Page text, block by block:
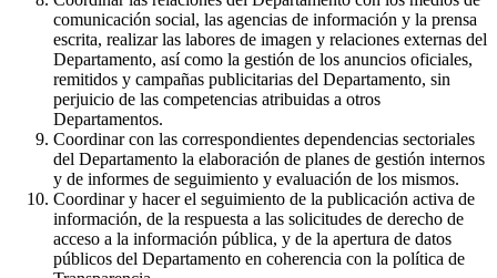
comunicación social, las agencias de información y la prensa
escrita, realizar las labores de imagen y relaciones externas del
Departamento, así como la gestión de los anuncios oficiales,
remitidos y campañas publicitarias del Departamento, sin
perjuicio de las competencias atribuidas a otros
Departamentos.
Coordinar con las correspondientes dependencias sectoriales
del Departamento la elaboración de planes de gestión internos
y de informes de seguimiento y evaluación de los mismos.
Coordinar y hacer el seguimiento de la publicación activa de
información, de la respuesta a las solicitudes de derecho de
acceso a la información pública, y de la apertura de datos
públicos del Departamento en coherencia con la política de